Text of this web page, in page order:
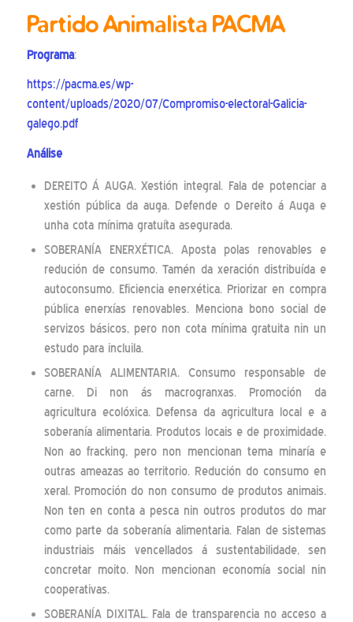
Partido Animalista PACMA
Programa:
https://pacma.es/wp-
content/uploads/2020/07/Compromiso-electoral-Galicia-
galego.pdf
Análise
DEREITO Á AUGA. Xestión integral. Fala de potenciar a
xestión pública da auga. Defende o Dereito á Auga e
unha cota mínima gratuíta asegurada.
SOBERANÍA ENERXÉTICA. Aposta polas renovables e
redución de consumo. Tamén da xeración distribuída e
autoconsumo. Eficiencia enerxética. Priorizar en compra
pública enerxías renovables. Menciona bono social de
servizos básicos, pero non cota mínima gratuita nin un
estudo para incluila.
SOBERANÍA ALIMENTARIA. Consumo responsable de
carne. Di non ás macrogranxas. Promoción da
agricultura ecolóxica. Defensa da agricultura local e a
soberanía alimentaria. Produtos locais e de proximidade.
Non ao fracking, pero non mencionan tema minaría e
outras ameazas ao territorio. Redución do consumo en
xeral. Promoción do non consumo de produtos animais.
Non ten en conta a pesca nin outros produtos do mar
como parte da soberanía alimentaria. Falan de sistemas
industriais máis vencellados á sustentabilidade, sen
concretar moito. Non mencionan economía social nin
cooperativas.
SOBERANÍA DIXITAL. Fala de transparencia no acceso a